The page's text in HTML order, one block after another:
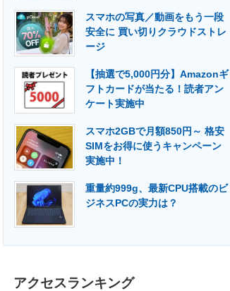
入・活用を支援
の専門メディア 建設×テクノロジーの最前線
スマホの写真／動画をもう一段
安全に 買い切りクラウドストレ
ージ
【抽選で5,000円分】Amazonギ
フトカードが当たる！読者アン
ケート実施中
スマホ2GBで月額850円～ 格安
SIMをお得に使うキャンペーン
実施中！
重量約999g、最新CPU搭載のビ
ジネスPCの実力は？
アクセスランキング